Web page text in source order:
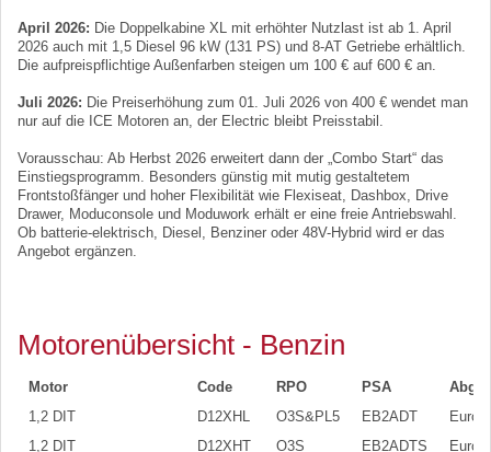
April 2026: Die Doppelkabine XL mit erhöhter Nutzlast ist ab 1. April
2026 auch mit 1,5 Diesel 96 kW (131 PS) und 8-AT Getriebe erhältlich.
Die aufpreispflichtige Außenfarben steigen um 100 € auf 600 € an.
Juli 2026: Die Preiserhöhung zum 01. Juli 2026 von 400 € wendet man
nur auf die ICE Motoren an, der Electric bleibt Preisstabil.
Vorausschau: Ab Herbst 2026 erweitert dann der „Combo Start“ das
Einstiegsprogramm. Besonders günstig mit mutig gestaltetem
Frontstoßfänger und hoher Flexibilität wie Flexiseat, Dashbox, Drive
Drawer, Moduconsole und Moduwork erhält er eine freie Antriebswahl.
Ob batterie-elektrisch, Diesel, Benziner oder 48V-Hybrid wird er das
Angebot ergänzen.
Motorenübersicht - Benzin
Motor Code RPO PSA
1,2 DIT
D12XHL O3S&PL5 EB2ADT
1,2 DIT
D12XHT O3S EB2ADTS